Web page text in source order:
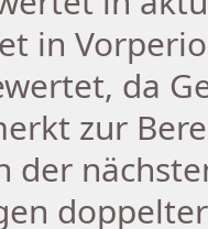
in
da
zur
der